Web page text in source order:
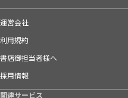
運営会社
利用規約
書店御担当者様へ
採用情報
関連サービス